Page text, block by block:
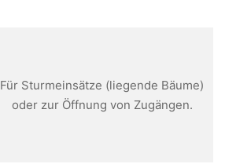
Für Sturmeinsätze (liegende Bäume)
oder zur Öffnung von Zugängen.